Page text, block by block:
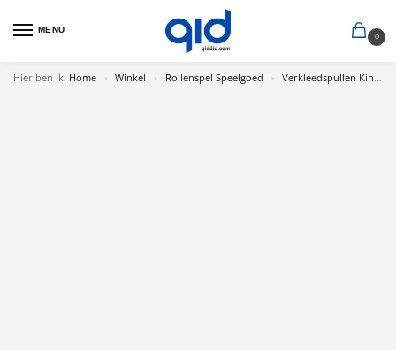
MENU
0
Hier ben ik: Home » Winkel » Rollenspel Speelgoed » Verkleedspullen Kind